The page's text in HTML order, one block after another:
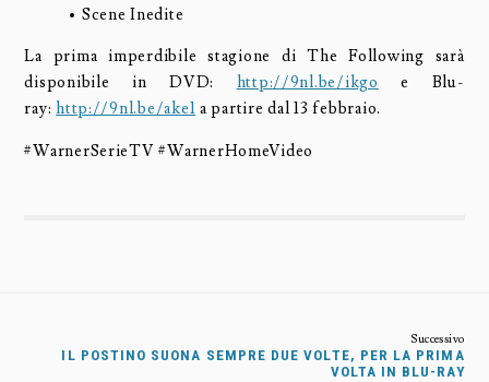
• Scene Inedite
La prima imperdibile stagione di The Following sarà
disponibile in DVD: http://9nl.be/ikgo e Blu-
ray:http://9nl.be/ake1 a partire dal 13 febbraio.
#WarnerSerieTV #WarnerHomeVideo
IL POSTINO SUONA SEMPRE DUE VOLTE, PER LA PRIMA
VOLTA IN BLU-RAY